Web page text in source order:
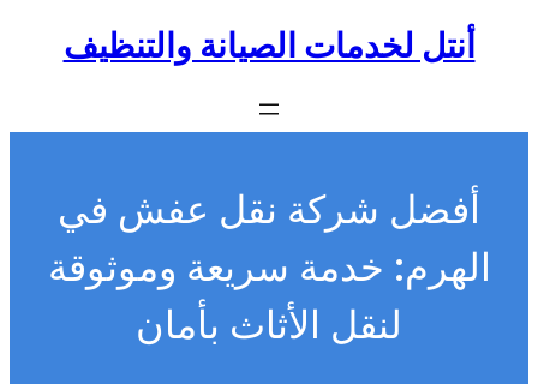
أنتل لخدمات الصيانة والتنظيف
أفضل شركة نقل عفش في
الهرم: خدمة سريعة وموثوقة
لنقل الأثاث بأمان